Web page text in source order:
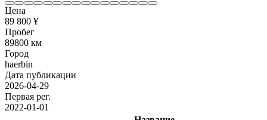
Цена
89 800 ¥
Пробег
89800 км
Город
haerbin
Дата публикации
2026-04-29
Первая рег.
2022-01-01